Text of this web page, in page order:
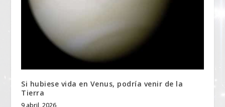
Si hubiese vida en Venus, podría venir de la
Tierra
9 abril, 2026